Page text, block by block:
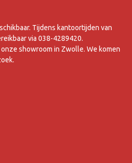
Tijdens kantoortijden van
via 038-4289420.
showroom in Zwolle. We komen